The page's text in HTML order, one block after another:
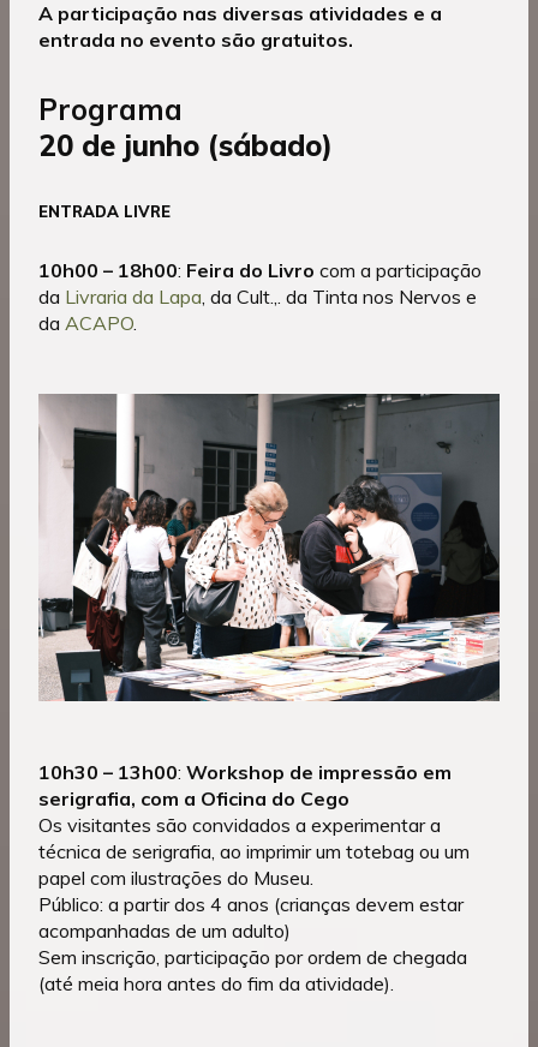
A participação nas diversas atividades e a
entrada no evento são gratuitos.
Programa
20 de junho (sábado)
ENTRADA LIVRE
10h00 – 18h00: Feira do Livro com a participação
da Livraria da Lapa, da Cult.,. da Tinta nos Nervos e
da ACAPO.
10h30 – 13h00: Workshop de impressão em
serigrafia, com a Oficina do Cego
Os visitantes são convidados a experimentar a
técnica de serigrafia, ao imprimir um totebag ou um
papel com ilustrações do Museu.
Público: a partir dos 4 anos (crianças devem estar
acompanhadas de um adulto)
Sem inscrição, participação por ordem de chegada
(até meia hora antes do fim da atividade).